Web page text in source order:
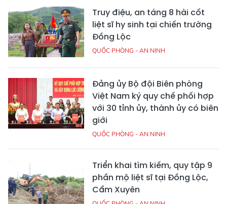
Truy điệu, an táng 8 hài cốt
liệt sĩ hy sinh tại chiến trường
Đồng Lộc
QUỐC PHÒNG - AN NINH
Đảng ủy Bộ đội Biên phòng
Việt Nam ký quy chế phối hợp
với 30 tỉnh ủy, thành ủy có biên
giới
QUỐC PHÒNG - AN NINH
Triển khai tìm kiếm, quy tập 9
phần mộ liệt sĩ tại Đồng Lộc,
Cẩm Xuyên